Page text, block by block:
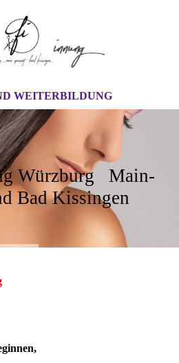
WEITERBILDUNG
Würzburg Main-
Bad Kissingen